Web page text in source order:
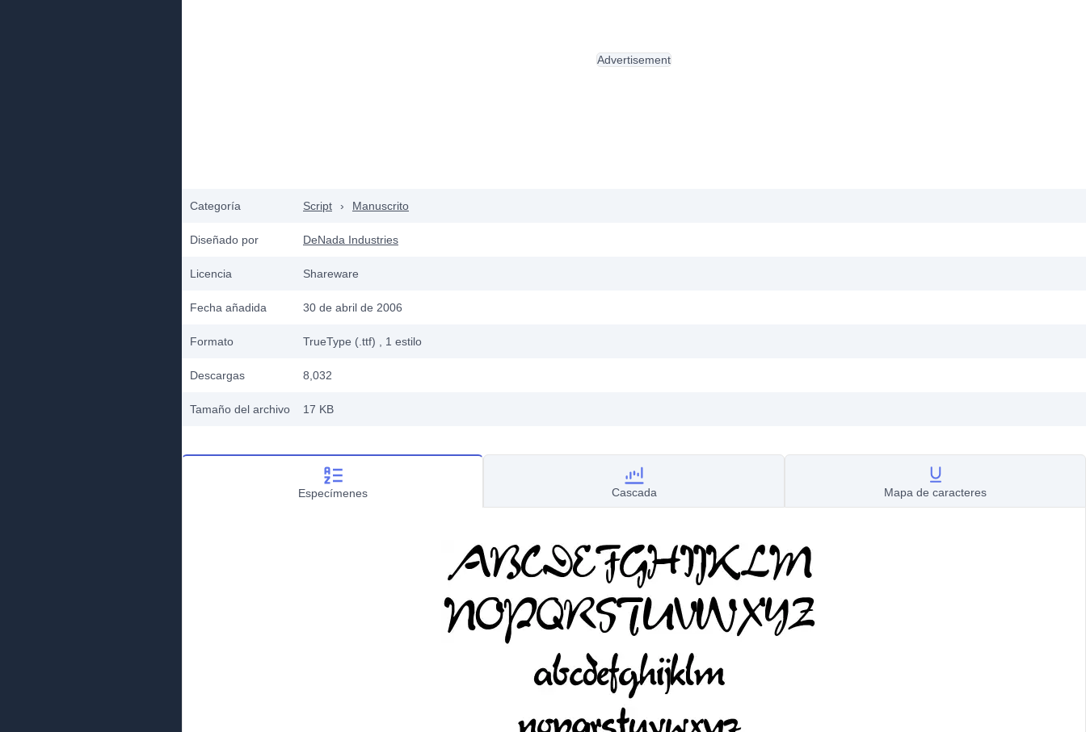
Categoría Script › Manuscrito
Diseñado por DeNada Industries
Licencia Shareware
Fecha añadida 30 de abril de 2006
Formato TrueType (.ttf) , 1 estilo
Descargas 8,032
Tamaño del archivo 17 KB
Advertisement
Especímenes Cascada Mapa de caracteres